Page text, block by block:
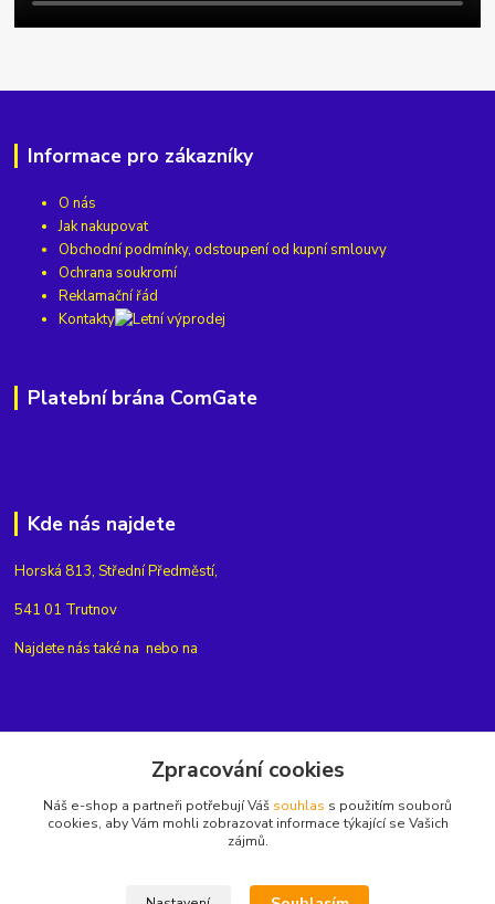
Informace pro zákazníky
O nás
Jak nakupovat
Obchodní podmínky, odstoupení od kupní smlouvy
Ochrana soukromí
Reklamační řád
Kontakty
Platební brána ComGate
Kde nás najdete
Horská 813, Střední Předměstí,
541 01 Trutnov
Najdete nás také na nebo na
+420775654704
Zpracování cookies
Náš e-shop a partneři potřebují Váš souhlas s použitím souborů
cookies, aby Vám mohli zobrazovat informace týkající se Vašich
zájmů.